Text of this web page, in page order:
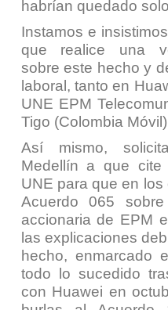
habrían quedado
Instamos e
que realice una
sobre este hecho y
laboral, tanto en
UNE EPM
Tigo (Colombia
Así mismo,
Medellín a que cite
UNE para que en
Acuerdo 065
accionaria de EPM
las explicaciones
hecho, enmarcado
todo lo sucedido
con Huawei en